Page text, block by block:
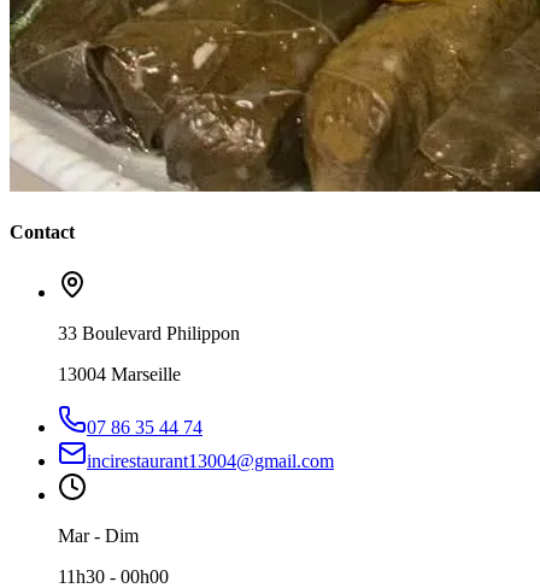
Contact
33 Boulevard Philippon
13004 Marseille
07 86 35 44 74
incirestaurant13004@gmail.com
Mar - Dim
11h30 - 00h00